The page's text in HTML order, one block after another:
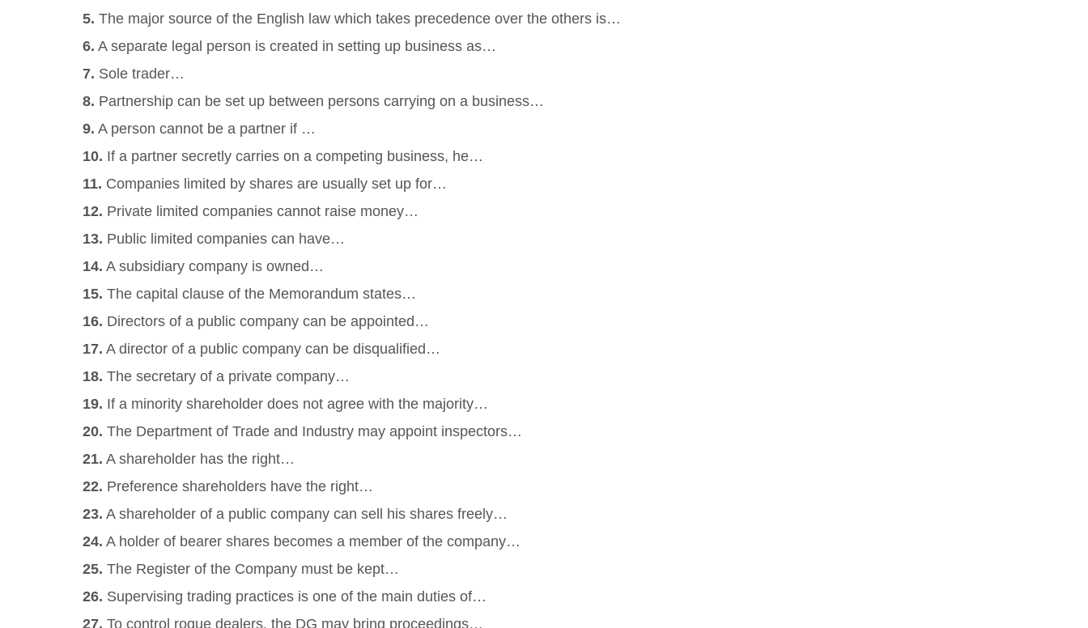
5. The major source of the English law which takes precedence over the others is…
6. A separate legal person is created in setting up business as…
7. Sole trader…
8. Partnership can be set up between persons carrying on a business…
9. A person cannot be a partner if …
10. If a partner secretly carries on a competing business, he…
11. Companies limited by shares are usually set up for…
12. Private limited companies cannot raise money…
13. Public limited companies can have…
14. A subsidiary company is owned…
15. The capital clause of the Memorandum states…
16. Directors of a public company can be appointed…
17. A director of a public company can be disqualified…
18. The secretary of a private company…
19. If a minority shareholder does not agree with the majority…
20. The Department of Trade and Industry may appoint inspectors…
21. A shareholder has the right…
22. Preference shareholders have the right…
23. A shareholder of a public company can sell his shares freely…
24. A holder of bearer shares becomes a member of the company…
25. The Register of the Company must be kept…
26. Supervising trading practices is one of the main duties of…
27. To control rogue dealers, the DG may bring proceedings…